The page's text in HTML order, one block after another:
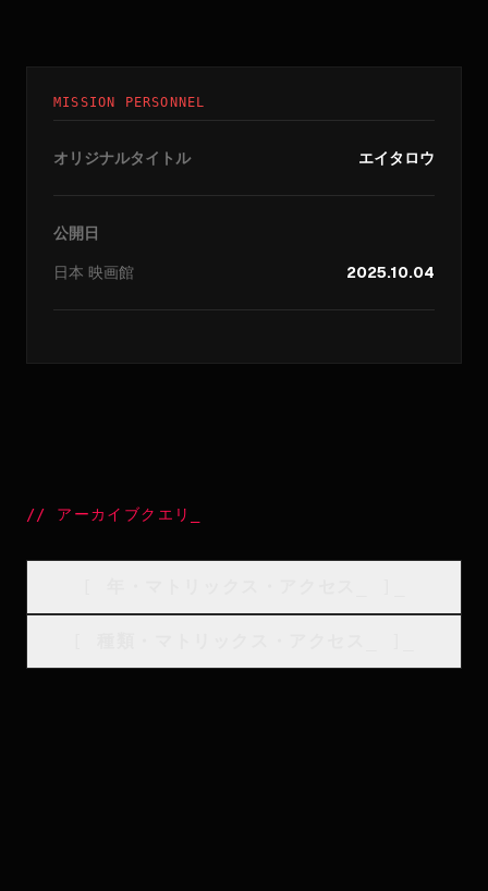
MISSION PERSONNEL
オリジナルタイトル エイタロウ
公開日
日本 映画館 2025.10.04
// アーカイブクエリ